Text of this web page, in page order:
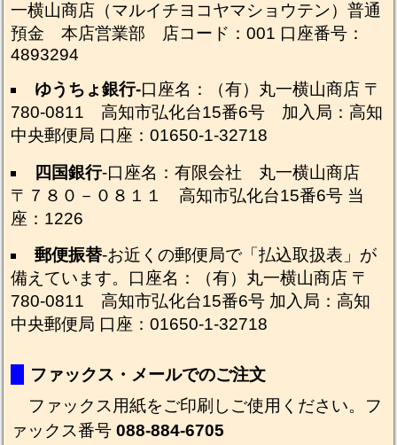
一横山商店（マルイチヨコヤマショウテン）普通
預金 本店営業部 店コード：001 口座番号：
4893294
ゆうちょ銀行-口座名：（有）丸一横山商店 〒
780-0811 高知市弘化台15番6号 加入局：高知
中央郵便局 口座：01650-1-32718
四国銀行-口座名：有限会社 丸一横山商店
〒７８０－０８１１ 高知市弘化台15番6号 当
座：1226
郵便振替-お近くの郵便局で「払込取扱表」が
備えています。口座名：（有）丸一横山商店 〒
780-0811 高知市弘化台15番6号 加入局：高知
中央郵便局 口座：01650-1-32718
ファックス・メールでのご注文
ファックス用紙をご印刷しご使用ください。フ
ァックス番号 088-884-6705